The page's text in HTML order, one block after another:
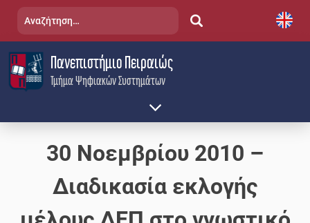
content
Τμήμα Ψηφιακών Συστημάτων
Πανεπιστήμιο Πειραιώς
Αναζήτηση
30 Νοεμβρίου 2010 –
Διαδικασία εκλογής